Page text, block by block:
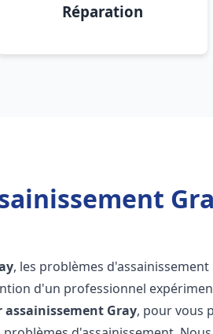
Réparation
, les problèmes
d'un professionnel
assainissement Gray, pour vous